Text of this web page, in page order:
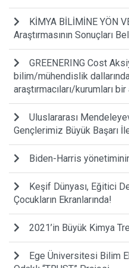
KİMYA BİLİMİNE YÖN
Araştırmasının Sonuçları
GREENERING Cost
bilim/mühendislik
araştırmacıları/kurumları
Uluslararası
Gençlerimiz Büyük Başarı
Biden-Harris
Keşif Dünyası, Eğitici
Çocukların Ekranlarında!
2021’in Büyük Kimya
Ege Üniversitesi Bilim